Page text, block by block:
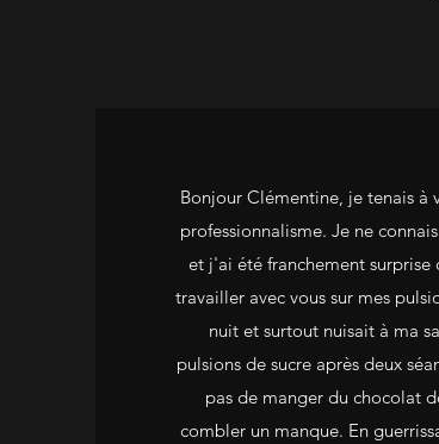
Bonjour Clémentine, je tenais à
professionnalisme. Je ne
et j'ai été franchement
travailler avec vous sur mes
nuit et surtout nuisait à ma
pulsions de sucre après deux
pas de manger du chocolat
combler un manque. En